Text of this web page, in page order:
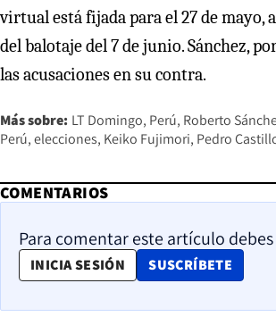
virtual está fijada para el 27 de mayo,
del balotaje del 7 de junio. Sánchez,
las acusaciones en su contra.
Más sobre: LT Domingo Perú Roberto
Perú elecciones Keiko Fujimori Pedro
COMENTARIOS
Para comentar este artículo
INICIA SESIÓN SUSCRÍBETE
OPENS IN NEW